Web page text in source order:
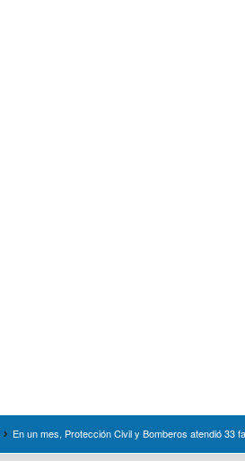
En un mes, Protección Civil y Bomberos atendió 33